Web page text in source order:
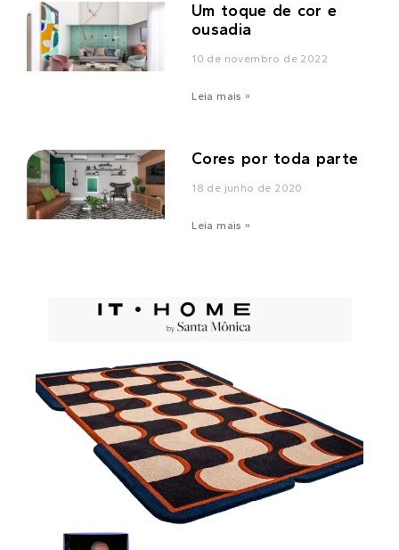
Um toque de cor e
ousadia
10 de novembro de 2022
Leia mais »
Cores por toda parte
18 de junho de 2020
Leia mais »